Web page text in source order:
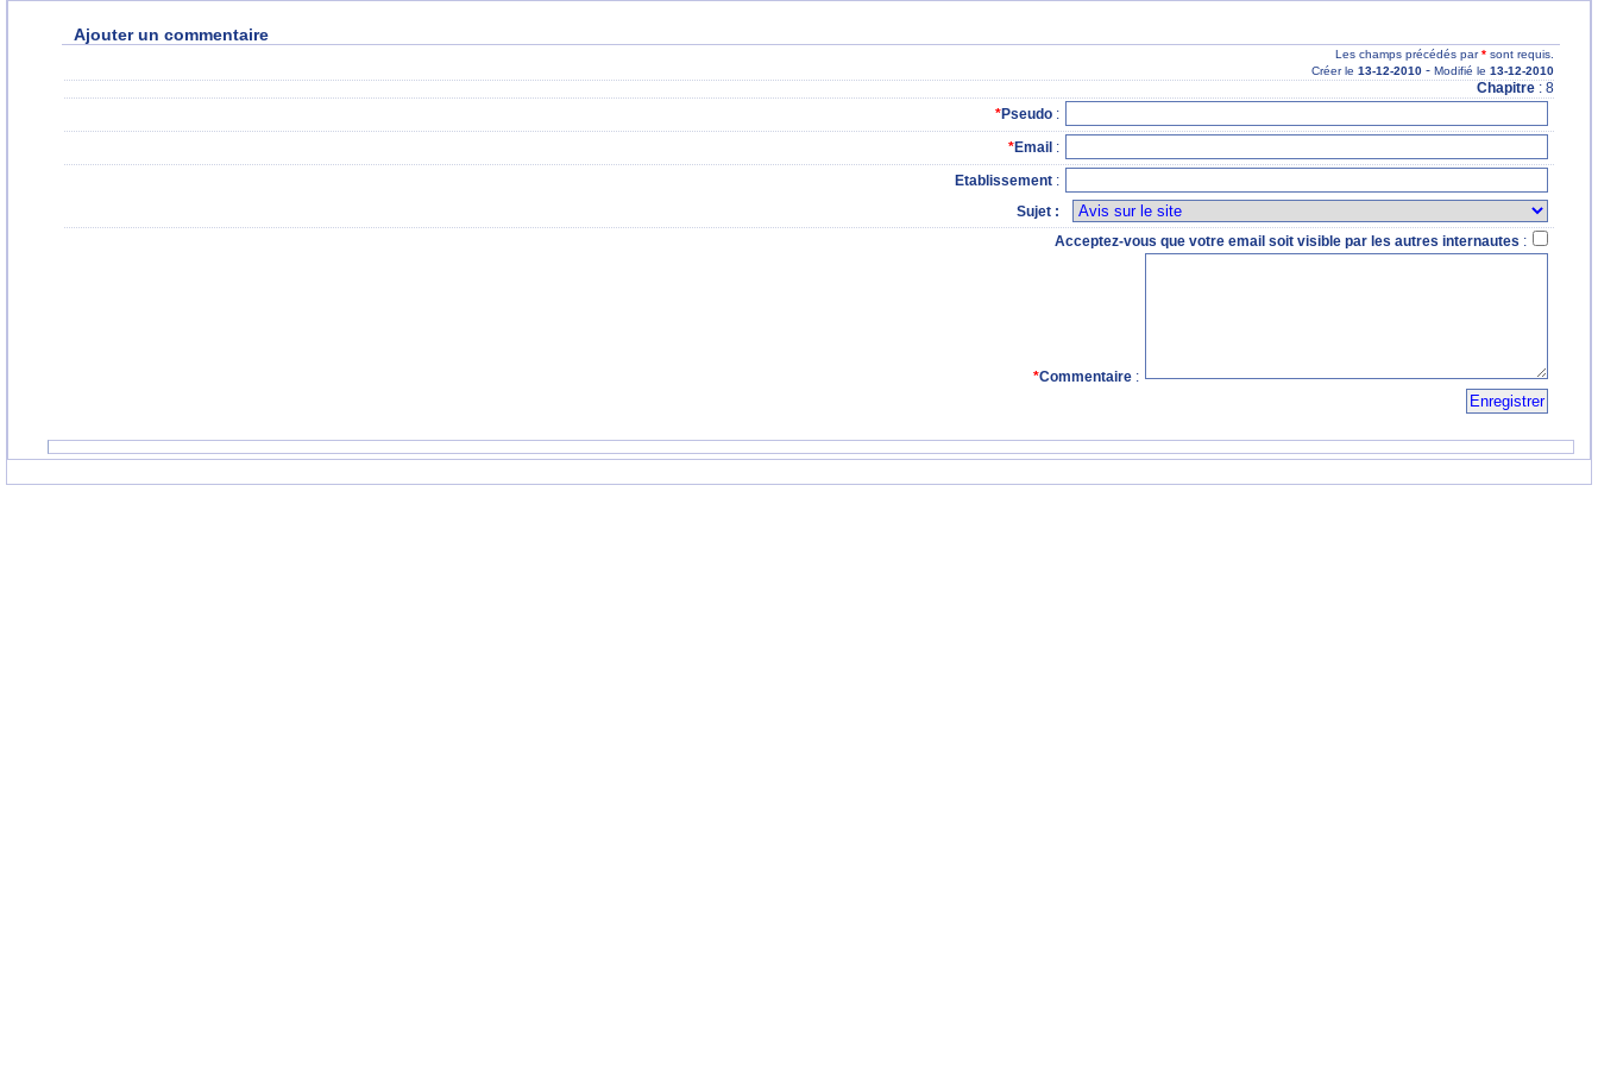
Ajouter un commentaire
Les champs précédés par* sont requis.
Créer le 13-12-2010 - Modifié le 13-12-2010
Chapitre : 8
*Pseudo :
*Email :
Etablissement :
Sujet :
Acceptez-vous que votre email soit visible par les autres internautes :
*Commentaire: